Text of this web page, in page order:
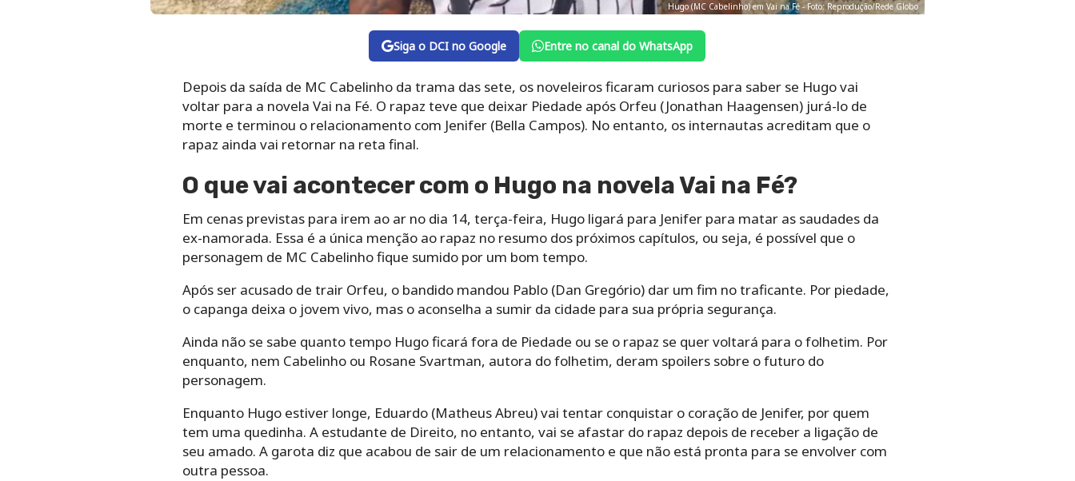
Hugo (MC Cabelinho) em Vai na Fé - Foto: Reprodução/Rede Globo
Siga o DCI no Google Entre no canal do WhatsApp
Depois da saída de MC Cabelinho da trama das sete, os noveleiros ficaram curiosos para saber se Hugo vai
voltar para a novela Vai na Fé. O rapaz teve que deixar Piedade após Orfeu (Jonathan Haagensen) jurá-lo de
morte e terminou o relacionamento com Jenifer (Bella Campos). No entanto, os internautas acreditam que o
rapaz ainda vai retornar na reta final.
O que vai acontecer com o Hugo na novela Vai na Fé?
Em cenas previstas para irem ao ar no dia 14, terça-feira, Hugo ligará para Jenifer para matar as saudades da
ex-namorada. Essa é a única menção ao rapaz no resumo dos próximos capítulos, ou seja, é possível que o
personagem de MC Cabelinho fique sumido por um bom tempo.
Após ser acusado de trair Orfeu, o bandido mandou Pablo (Dan Gregório) dar um fim no traficante. Por piedade,
o capanga deixa o jovem vivo, mas o aconselha a sumir da cidade para sua própria segurança.
Ainda não se sabe quanto tempo Hugo ficará fora de Piedade ou se o rapaz se quer voltará para o folhetim. Por
enquanto, nem Cabelinho ou Rosane Svartman, autora do folhetim, deram spoilers sobre o futuro do
personagem.
Enquanto Hugo estiver longe, Eduardo (Matheus Abreu) vai tentar conquistar o coração de Jenifer, por quem
tem uma quedinha. A estudante de Direito, no entanto, vai se afastar do rapaz depois de receber a ligação de
seu amado. A garota diz que acabou de sair de um relacionamento e que não está pronta para se envolver com
outra pessoa.